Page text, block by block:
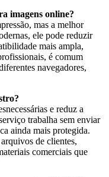
imagens online?
mas a melhor
ele pode reduzir
mais ampla,
é comum
navegadores,
e reduz a
trabalha sem enviar
ainda mais protegida.
de clientes,
comerciais que